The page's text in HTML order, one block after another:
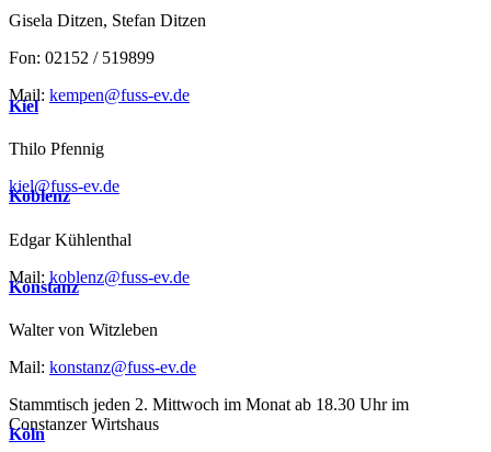
Gisela Ditzen, Stefan Ditzen
Fon: 02152 / 519899
Mail: kempen@fuss-ev.de
Kiel
Thilo Pfennig
kiel@fuss-ev.de
Koblenz
Edgar Kühlenthal
Mail: koblenz@fuss-ev.de
Konstanz
Walter von Witzleben
Mail: konstanz@fuss-ev.de
Stammtisch jeden 2. Mittwoch im Monat ab 18.30 Uhr im
Constanzer Wirtshaus
Köln